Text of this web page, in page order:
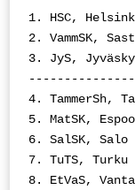
1. HSC,
2. VammSK,
3. JyS,
4.
5. MatSK,
6. SalSK,
7. TuTS,
8. EtVaS,